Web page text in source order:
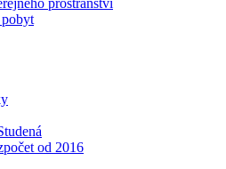
prostranství
od 2016